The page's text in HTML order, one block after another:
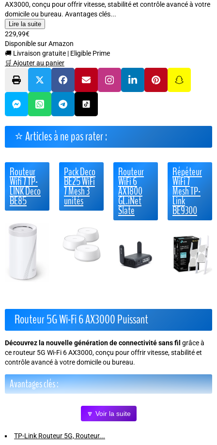
AX3000, conçu pour offrir vitesse, stabilité et contrôle avancé à votre
domicile ou bureau. Avantages clés...
Lire la suite
229,99€
Disponible sur Amazon
🚚 Livraison gratuite | Eligible Prime
🛒 Ajouter au panier
⭐ Articles à ne pas rater :
Routeur
Wifi 7 TP-
LINK Deco
BE85
Pack Deco
BE25 WiFi
7 Mesh 3
unités
Routeur
WiFi 6
AX1800
GL.iNet
Slate
Répéteur
WiFi 7
Mesh TP-
Link
BE9300
Routeur 5G Wi-Fi 6 AX3000 Puissant
Découvrez la nouvelle génération de connectivité sans fil grâce à
ce routeur 5G Wi-Fi 6 AX3000, conçu pour offrir vitesse, stabilité et
contrôle avancé à votre domicile ou bureau.
Avantages clés :
Connexion 5G ultra rapidejusqu'à 3,6 Gbit/s pour un streaming,
gaming et télétravail sans interruption.
Wi-Fi 5, jusqu'à 128 appareils connectés simultanément.
🔽 Voir la suite
TP-Link Routeur 5G, Routeur...